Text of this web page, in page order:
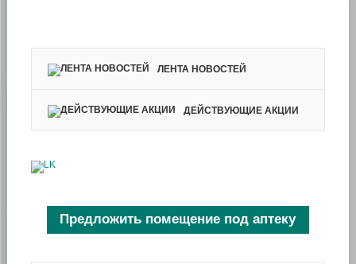
ЛЕНТА НОВОСТЕЙ
ДЕЙСТВУЮЩИЕ АКЦИИ
Предложить помещение под аптеку